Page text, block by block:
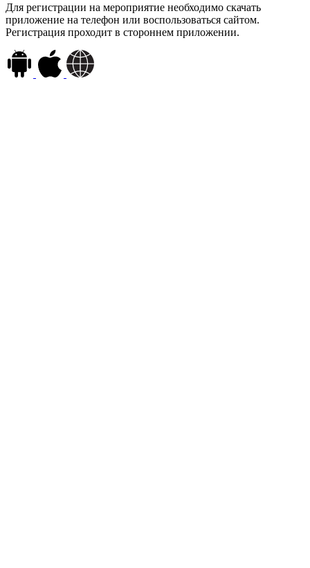
Для регистрации на мероприятие необходимо скачать
приложение на телефон или воспользоваться сайтом.
Регистрация проходит в стороннем приложении.